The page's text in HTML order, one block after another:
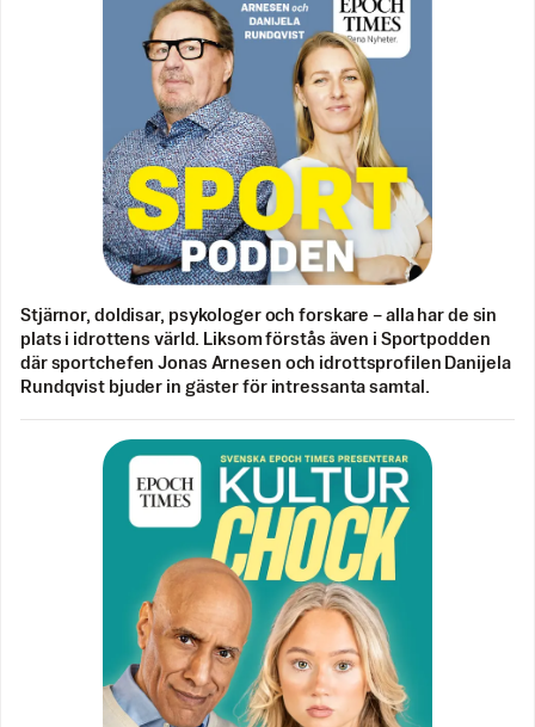
Stjärnor, doldisar, psykologer och forskare – alla har de sin
plats i idrottens värld. Liksom förstås även i Sportpodden
där sportchefen Jonas Arnesen och idrottsprofilen Danijela
Rundqvist bjuder in gäster för intressanta samtal.